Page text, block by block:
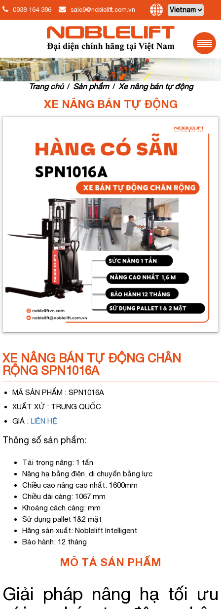
0938 164 386 sale9@noblelift.com.vn
Trang chủ / Sản phẩm / Xe nâng bán tự động
XE NÂNG BÁN TỰ ĐỘNG
XE NÂNG BÁN TỰ ĐỘNG CHÂN
RỘNG SPN1016A
MÃ SẢN PHẨM : SPN1016A
XUẤT XỨ : TRUNG QUỐC
GIÁ : LIÊN HỆ
Thông số sản phẩm:
Tải trọng nâng: 1 tấn
Nâng hạ bằng điện, di chuyển bằng lực
Chiều cao nâng cao nhất: 1600mm
Chiều dài càng: 1067 mm
Khoảng cách càng: mm
Sử dụng pallet 1&2 mặt
Hãng sản xuất: Noblelift Intelligent
Bảo hành: 12 tháng
MÔ TẢ SẢN PHẨM
Giải pháp nâng hạ tối ưu